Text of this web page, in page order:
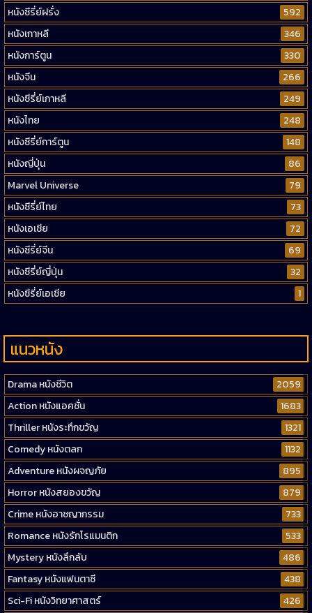
หนังซีรี่ย์ฝรั่ง
592
หนังเกาหลี
346
หนังการ์ตูน
330
หนังจีน
266
หนังซีรี่ย์เกาหลี
249
หนังไทย
248
หนังซีรี่ย์การ์ตูน
148
หนังญี่ปุ่น
86
Marvel Universe
79
หนังซีรี่ย์ไทย
73
หนังเอเชีย
72
หนังซีรี่ย์จีน
69
หนังซีรี่ย์ญี่ปุ่น
32
หนังซีรี่ย์เอเชีย
1
แนวหนัง
Drama หนังชีวิต
2059
Action หนังแอคชั่น
1683
Thriller หนังระทึกขวัญ
1321
Comedy หนังตลก
1132
Adventure หนังผจญภัย
895
Horror หนังสยองขวัญ
879
Crime หนังอาชญากรรม
733
Romance หนังรักโรแมนติก
533
Mystery หนังลึกลับ
486
Fantasy หนังแฟนตาซี
438
Sci-Fi หนังวิทยาศาสตร์
426